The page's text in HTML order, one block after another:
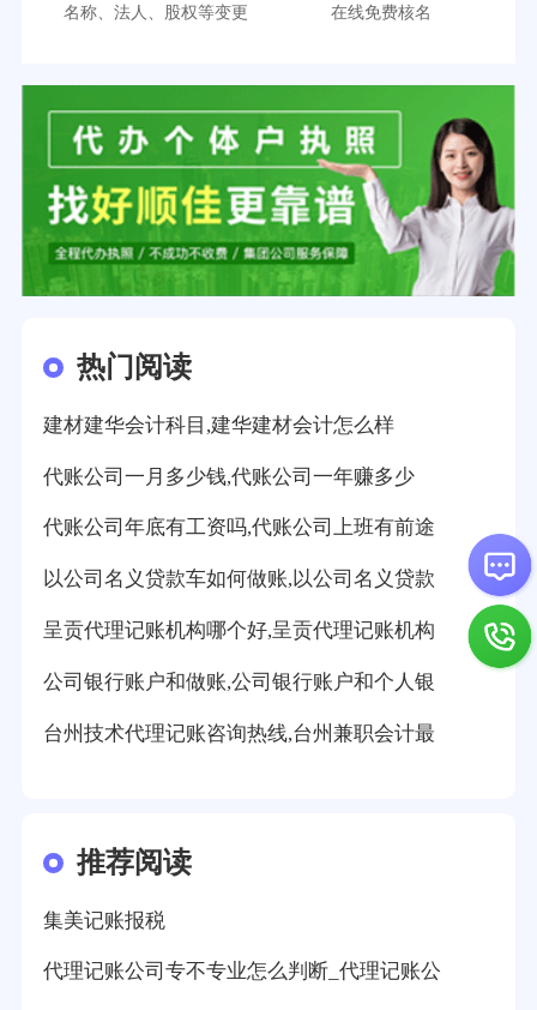
名称、法人、股权等变更 在线免费核名
热门阅读
建材建华会计科目,建华建材会计怎么样
代账公司一月多少钱,代账公司一年赚多少
代账公司年底有工资吗,代账公司上班有前途
以公司名义贷款车如何做账,以公司名义贷款
呈贡代理记账机构哪个好,呈贡代理记账机构
公司银行账户和做账,公司银行账户和个人银
台州技术代理记账咨询热线,台州兼职会计最
推荐阅读
集美记账报税
代理记账公司专不专业怎么判断_代理记账公